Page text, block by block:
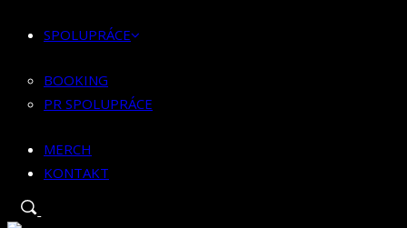
MERCH
SPOLUPRÁCE
BOOKING
PR SPOLUPRÁCE
MERCH
KONTAKT